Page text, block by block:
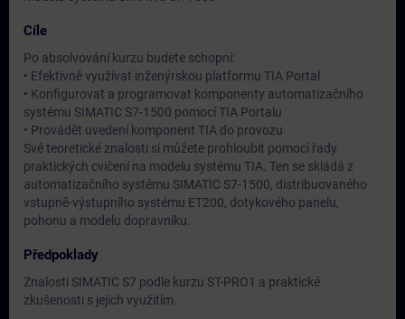
Cíle
Po absolvování kurzu budete schopni:
• Efektivně využívat inženýrskou platformu TIA Portal
• Konfigurovat a programovat komponenty automatizačního
systému SIMATIC S7-1500 pomocí TIA Portalu
• Provádět uvedení komponent TIA do provozu
Své teoretické znalosti si můžete prohloubit pomocí řady
praktických cvičení na modelu systému TIA. Ten se skládá z
automatizačního systému SIMATIC S7-1500, distribuovaného
vstupně-výstupního systému ET200, dotykového panelu,
pohonu a modelu dopravníku.
Předpoklady
Znalosti SIMATIC S7 podle kurzu ST-PRO1 a praktické
zkušenosti s jejich využitím.